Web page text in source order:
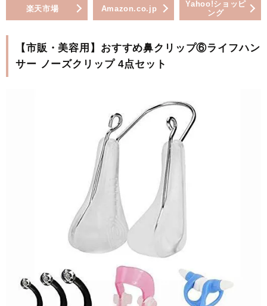
楽天市場 Amazon.co.jp
Yahoo!ショッピ
ング
【市販・美容用】おすすめ鼻クリップ⑥ライフハン
サー ノーズクリップ 4点セット